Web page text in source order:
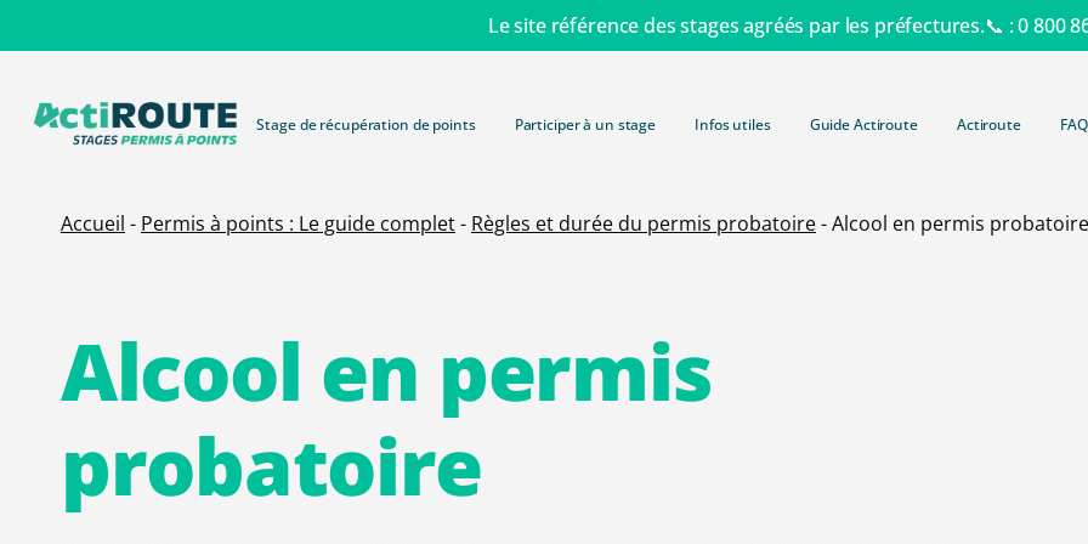
to
content
Le site référence des stages agréés par les préfectures.📞 :0 800
Stage de récupération de points Participer à un stage Infos utiles
Retrait
Retrait
Délits
Guide Actiroute Actiroute FAQ
Accueil - Permis à points : Le guide complet- Règles et durée du permis probatoire-Alcool en permis probatoire
Alcool en permis
probatoire